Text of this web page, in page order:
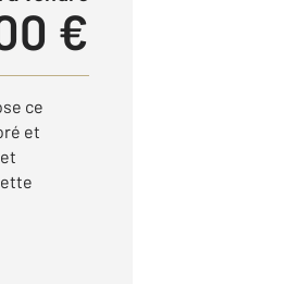
€
ce
et